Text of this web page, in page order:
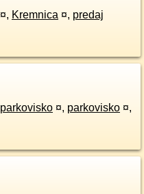
¤, Kremnica ¤, predaj
parkovisko ¤, parkovisko ¤,